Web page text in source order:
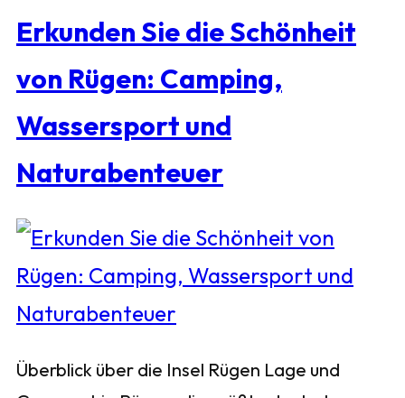
Erkunden Sie die Schönheit
von Rügen: Camping,
Wassersport und
Naturabenteuer
Überblick über die Insel Rügen Lage und